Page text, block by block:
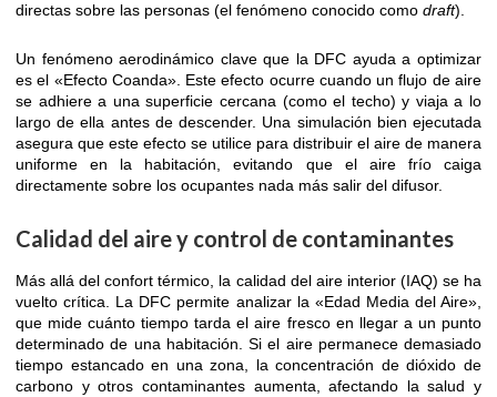
directas sobre las personas (el fenómeno conocido como draft).
Un fenómeno aerodinámico clave que la DFC ayuda a optimizar
es el «Efecto Coanda». Este efecto ocurre cuando un flujo de aire
se adhiere a una superficie cercana (como el techo) y viaja a lo
largo de ella antes de descender. Una simulación bien ejecutada
asegura que este efecto se utilice para distribuir el aire de manera
uniforme en la habitación, evitando que el aire frío caiga
directamente sobre los ocupantes nada más salir del difusor.
Calidad del aire y control de contaminantes
Más allá del confort térmico, la calidad del aire interior (IAQ) se ha
vuelto crítica. La DFC permite analizar la «Edad Media del Aire»,
que mide cuánto tiempo tarda el aire fresco en llegar a un punto
determinado de una habitación. Si el aire permanece demasiado
tiempo estancado en una zona, la concentración de dióxido de
carbono y otros contaminantes aumenta, afectando la salud y